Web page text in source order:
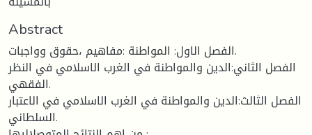
Abstract
الفصل الاول: المواطنة :مفاهيم ،حقوق وواجبات.
الفصل الثاني:الدين والمواطنة في الغرب الاسلامي في النظر
الفقهي.
الفصل الثالث:الدين والمواطنة في الغرب الاسلامي في الاعتبار
السلطاني.